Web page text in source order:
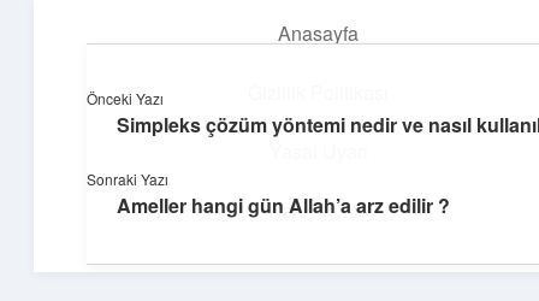
Anasayfa
Hakkımızda
Neşeli Bilgi Durağı
Hızlı hikayelerle gününü şenlendir!
Önceki Yazı
Simpleks çözüm yöntemi nedir ve nasıl
Sonraki Yazı
Ameller hangi gün Allah’a arz edilir ?